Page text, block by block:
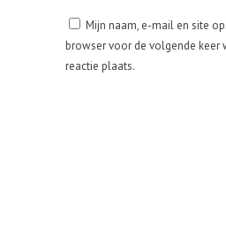
Mijn naam, e-mail en site
browser voor de volgende keer
reactie plaats.